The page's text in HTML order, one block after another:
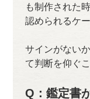
も制作された
認められるケ
サインがない
て判断を仰ぐ
Q：鑑定書